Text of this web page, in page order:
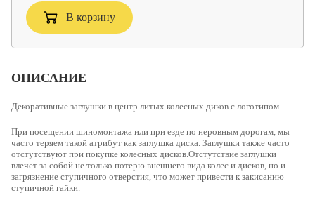
В корзину
ОПИСАНИЕ
Декоративные заглушки в центр литых колесных диков с логотипом.
При посещении шиномонтажа или при езде по неровным дорогам, мы
часто теряем такой атрибут как заглушка диска. Заглушки также часто
отстутствуют при покупке колесных дисков.Отстутствие заглушки
влечет за собой не только потерю внешнего вида колес и дисков, но и
загрязнение ступичного отверстия, что может привести к закисанию
ступичной гайки.